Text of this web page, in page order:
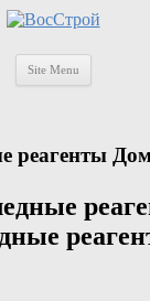
Site Menu
реагенты